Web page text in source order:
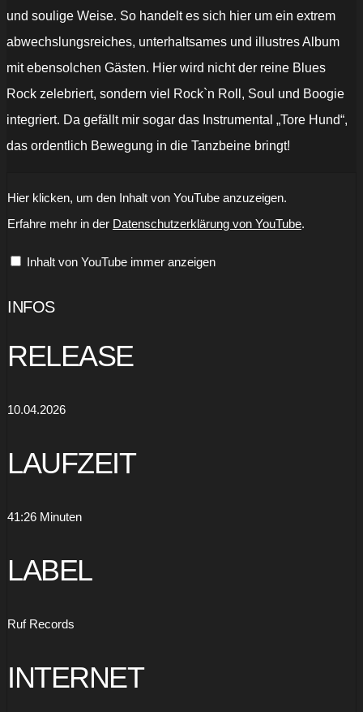
und soulige Weise. So handelt es sich hier um ein extrem
abwechslungsreiches, unterhaltsames und illustres Album
mit ebensolchen Gästen. Hier wird nicht der reine Blues
Rock zelebriert, sondern viel Rock`n Roll, Soul und Boogie
integriert. Da gefällt mir sogar das Instrumental „Tore Hund“,
das ordentlich Bewegung in die Tanzbeine bringt!
Matthews
The
Rock
Soldier
(Official
von
YouTube
Hier klicken, um den Inhalt von YouTube anzuzeigen.
Erfahre mehr in der Datenschutzerklärung von YouTube.
Inhalt von YouTube immer anzeigen
INFOS
RELEASE
10.04.2026
LAUFZEIT
41:26 Minuten
LABEL
Ruf Records
INTERNET